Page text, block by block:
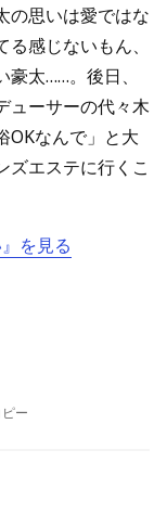
の思いは愛ではな
感じないもん、
太……。後日、
ューサーの代々木
OKなんで」と大
ズエステに行くこ
を見る
ー